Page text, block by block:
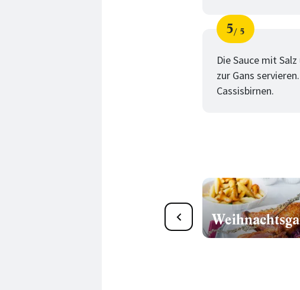
Schritt
5
von
5
Die Sauce mit
zur Gans
Cassisbirnen.
Die besten Rinderbraten